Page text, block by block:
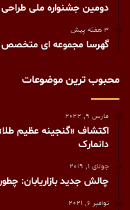
دومین جشنواره ملی طراحی
3 هفته پیش
گهرسا مجموعه ای متخصص
محبوب ترین موضوعات
مارس 9, 2022
اکتشاف «گنجینه عظیم
دانمارک
جولای 1, 2019
چالش جديد بازاريابان:
نوامبر 6, 2021